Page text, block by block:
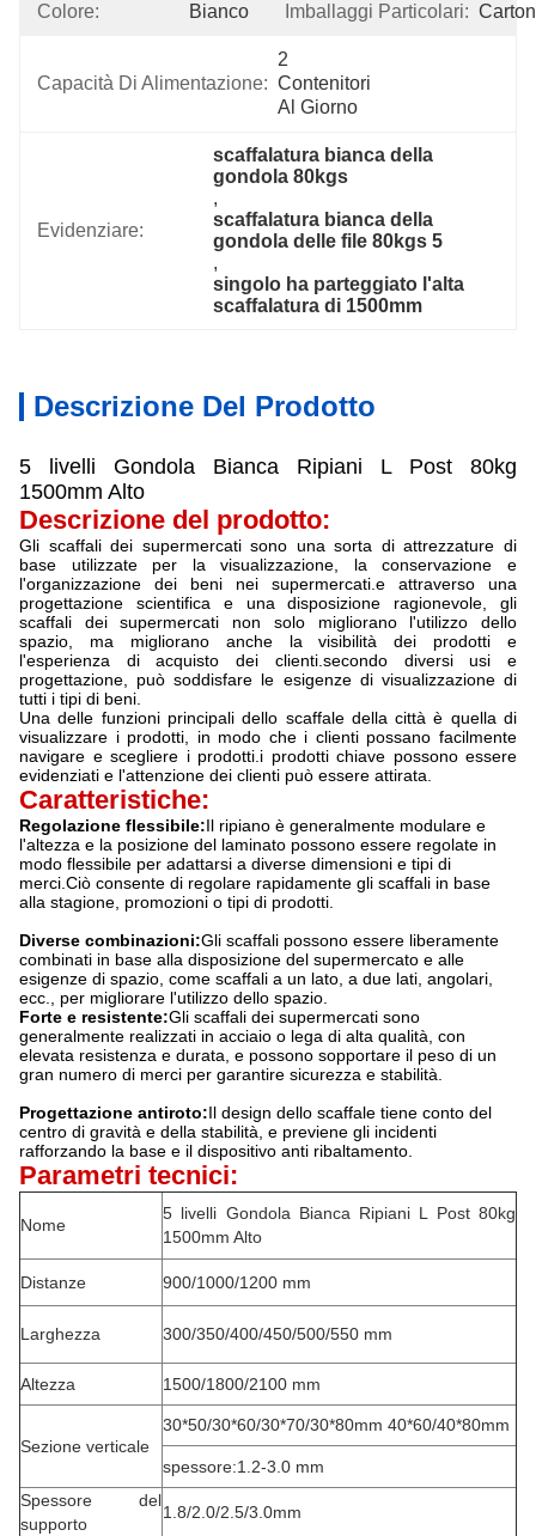
Colore: Bianco Imballaggi Particolari:
Capacità Di Alimentazione:
2
Contenitori
Al Giorno
Evidenziare:
scaffalatura bianca della
gondola 80kgs
,
scaffalatura bianca della
gondola delle file 80kgs 5
,
singolo ha parteggiato l'alta
scaffalatura di 1500mm
Descrizione Del Prodotto
5 livelli Gondola Bianca Ripiani L Post 80kg
1500mm Alto
Descrizione del prodotto:
Gli scaffali dei supermercati sono una sorta di attrezzature di
base utilizzate per la visualizzazione, la conservazione e
l'organizzazione dei beni nei supermercati.e attraverso una
progettazione scientifica e una disposizione ragionevole, gli
scaffali dei supermercati non solo migliorano l'utilizzo dello
spazio, ma migliorano anche la visibilità dei prodotti e
l'esperienza di acquisto dei clienti.secondo diversi usi e
progettazione, può soddisfare le esigenze di visualizzazione di
tutti i tipi di beni.
Una delle funzioni principali dello scaffale della città è quella di
visualizzare i prodotti, in modo che i clienti possano facilmente
navigare e scegliere i prodotti.i prodotti chiave possono essere
evidenziati e l'attenzione dei clienti può essere attirata.
Caratteristiche:
Regolazione flessibile:Il ripiano è generalmente modulare e
l'altezza e la posizione del laminato possono essere regolate in
modo flessibile per adattarsi a diverse dimensioni e tipi di
merci.Ciò consente di regolare rapidamente gli scaffali in base
alla stagione, promozioni o tipi di prodotti.
Diverse combinazioni:Gli scaffali possono essere liberamente
combinati in base alla disposizione del supermercato e alle
esigenze di spazio, come scaffali a un lato, a due lati, angolari,
ecc., per migliorare l'utilizzo dello spazio.
Forte e resistente:Gli scaffali dei supermercati sono
generalmente realizzati in acciaio o lega di alta qualità, con
elevata resistenza e durata, e possono sopportare il peso di un
gran numero di merci per garantire sicurezza e stabilità.
Progettazione antiroto:Il design dello scaffale tiene conto del
centro di gravità e della stabilità, e previene gli incidenti
rafforzando la base e il dispositivo anti ribaltamento.
Parametri tecnici:
Nome
5 livelli Gondola Bianca Ripiani L Post 80kg
1500mm Alto
Distanze 900/1000/1200 mm
Larghezza 300/350/400/450/500/550 mm
Altezza 1500/1800/2100 mm
Sezione verticale
30*50/30*60/30*70/30*80mm 40*60/40*80mm
spessore:1.2-3.0 mm
Spessore del
supporto
1.8/2.0/2.5/3.0mm